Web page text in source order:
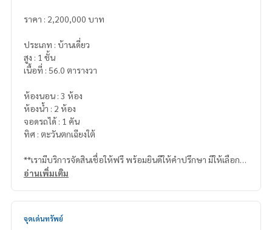
ราคา : 2,200,000 บาท
ประเภท : บ้านเดี่ยว
สูง : 1 ชั้น
เนื้อที่ : 56.0 ตารางวา
ห้องนอน : 3 ห้อง
ห้องน้ำ : 2 ห้อง
จอดรถได้ : 1 คัน
ทิศ : ตะวันตกเฉียงใต้
**เรามีบริการจัดสินเชื่อให้ฟรี พร้อมยินดีให้คำปรึกษา มีให้เลือกทุ
กธนาคาร**
สนใจสอบถามข้อมูลเพิ่มเติม หรือ นัดชมบ้านได้ที่
อ่านเพิ่มเติม
จุดเด่นทรัพย์